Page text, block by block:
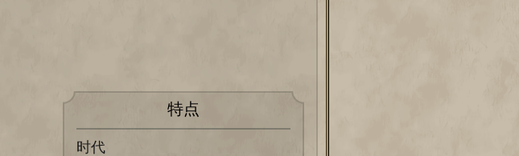
特点
时代